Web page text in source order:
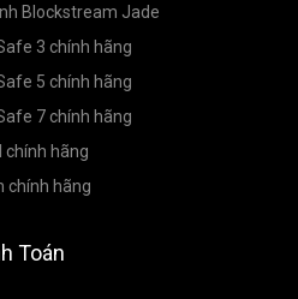
Blockstream Jade
3 chính hãng
5 chính hãng
7 chính hãng
chính hãng
chính hãng
Toán